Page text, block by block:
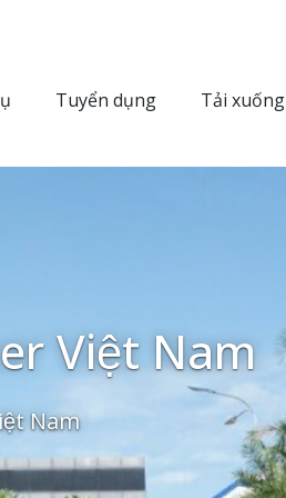
Tuyển dụng Tải xuống
Việt Nam
Nam